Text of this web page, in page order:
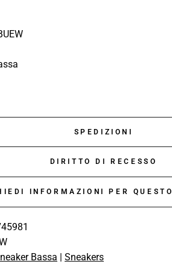
SPEDIZIONI
DIRITTO DI RECESSO
INFORMAZIONI PER
Bassa Sneakers